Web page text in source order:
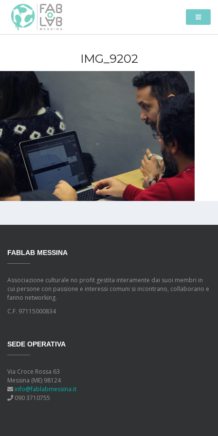
IMG_9202
FABLAB MESSINA
Associazione culturale no profit gestita interamente dai suoi membri in
cui persone con passione e interessi comuni si incontrano, collaborano e
fanno networking.
C.F. 97115000834
SEDE OPERATIVA
Via Croce Rossa 63
Messina (ME) 98124
info@fablabmessina.it
090 3710755